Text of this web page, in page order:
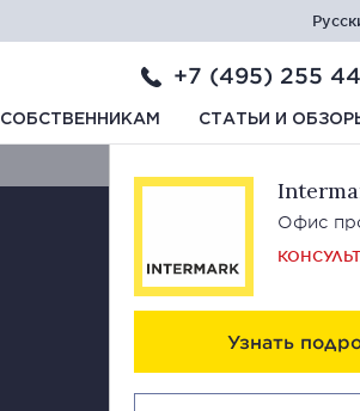
+7 (495) 255
СОБСТВЕННИКАМ СТАТЬИ И
Свяжитесь с
Офис
Узнать